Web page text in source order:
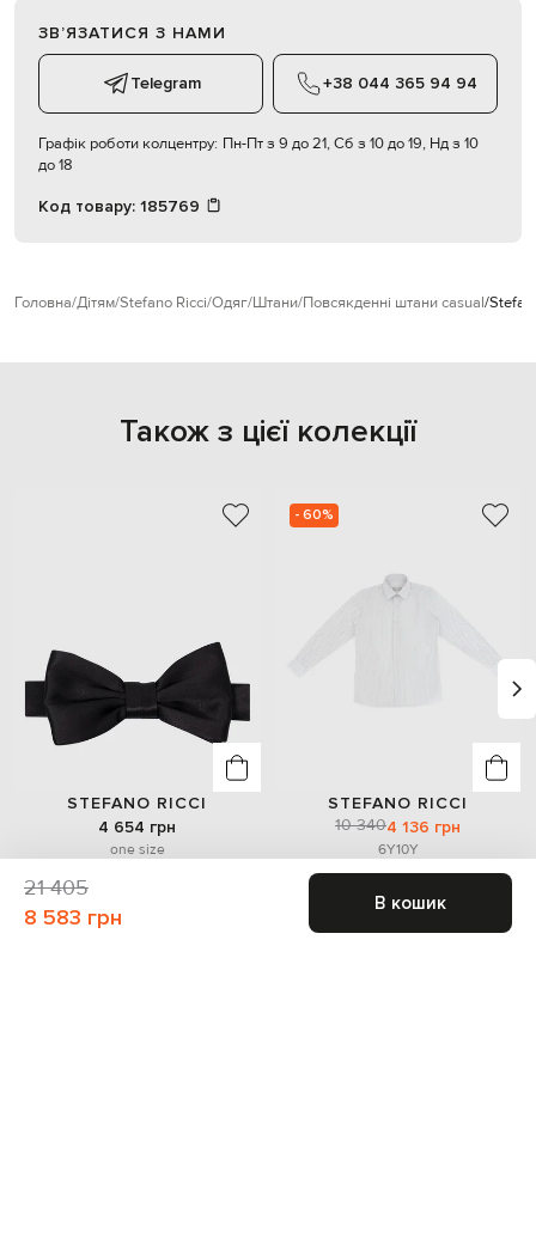
ЗВʼЯЗАТИСЯ З НАМИ
Telegram +38 044 365 94 94
Графік роботи колцентру: Пн-Пт з 9 до 21, Сб з 10 до 19, Нд з 10
до 18
Код товару: 185769
Головна Дітям Stefano Ricci Одяг Штани Повсякденні штани casual
Також з цієї колекції
STEFANO RICCI
4 654 грн
one size
- 60%
STEFANO RICCI
10 3404 136 грн
6Y10Y
21 405
8 583 грн
В кошик